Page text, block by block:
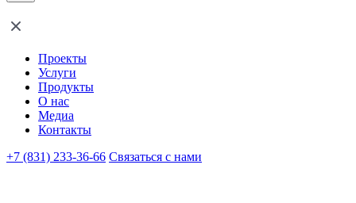
Проекты
Услуги
Продукты
О нас
Медиа
Контакты
+7 (831) 233-36-66 Связаться с нами